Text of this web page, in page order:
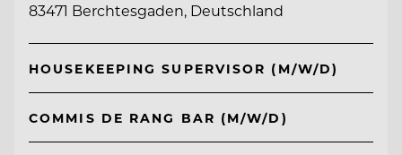
83471 Berchtesgaden, Deutschland
HOUSEKEEPING SUPERVISOR (M/W/D)
COMMIS DE RANG BAR (M/W/D)